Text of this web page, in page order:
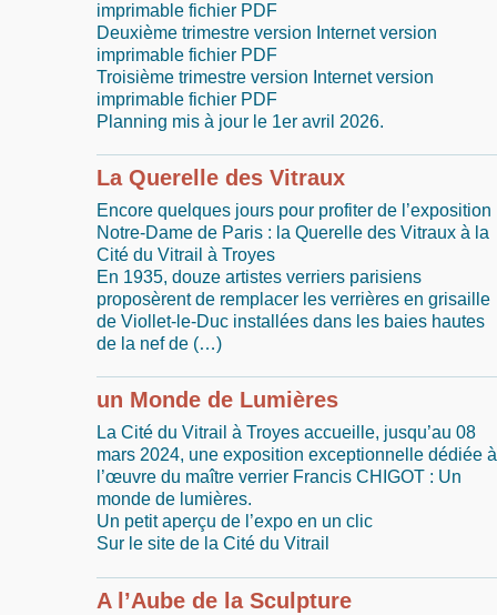
imprimable fichier PDF
Deuxième trimestre version Internet version
imprimable fichier PDF
Troisième trimestre version Internet version
imprimable fichier PDF
Planning mis à jour le 1er avril 2026.
La Querelle des Vitraux
Encore quelques jours pour profiter de l’exposition
Notre-Dame de Paris : la Querelle des Vitraux à la
Cité du Vitrail à Troyes
En 1935, douze artistes verriers parisiens
proposèrent de remplacer les verrières en grisaille
de Viollet-le-Duc installées dans les baies hautes
de la nef de (…)
un Monde de Lumières
La Cité du Vitrail à Troyes accueille, jusqu’au 08
mars 2024, une exposition exceptionnelle dédiée à
l’œuvre du maître verrier Francis CHIGOT : Un
monde de lumières.
Un petit aperçu de l’expo en un clic
Sur le site de la Cité du Vitrail
A l’Aube de la Sculpture